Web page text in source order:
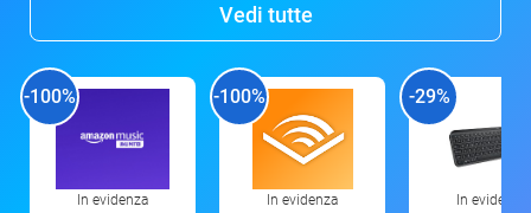
Vedi tutte
-100%
In evidenza
-100%
In evidenza
-29%
In evidenza